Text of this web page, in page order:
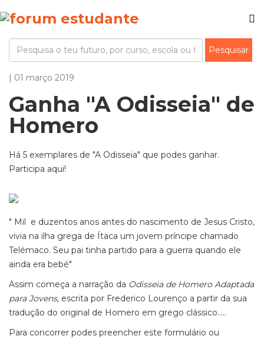
| 01 março 2019
Ganha "A Odisseia" de
Homero
Há 5 exemplares de "A Odisseia" que podes ganhar.
Participa aqui!
" Mil e duzentos anos antes do nascimento de Jesus Cristo,
vivia na ilha grega de Ítaca um jovem príncipe chamado
Telémaco. Seu pai tinha partido para a guerra quando ele
ainda era bebé"
Assim começa a narração da Odisseia de Homero Adaptada
para Jovens, escrita por Frederico Lourenço a partir da sua
tradução do original de Homero em grego clássico.....
Para concorrer podes preencher este formulário ou